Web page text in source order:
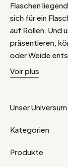
Flaschen
sich für ein
auf Rollen. Und
präsentieren,
oder Weide
Voir plus
Unser Universum
Kategorien
Produkte